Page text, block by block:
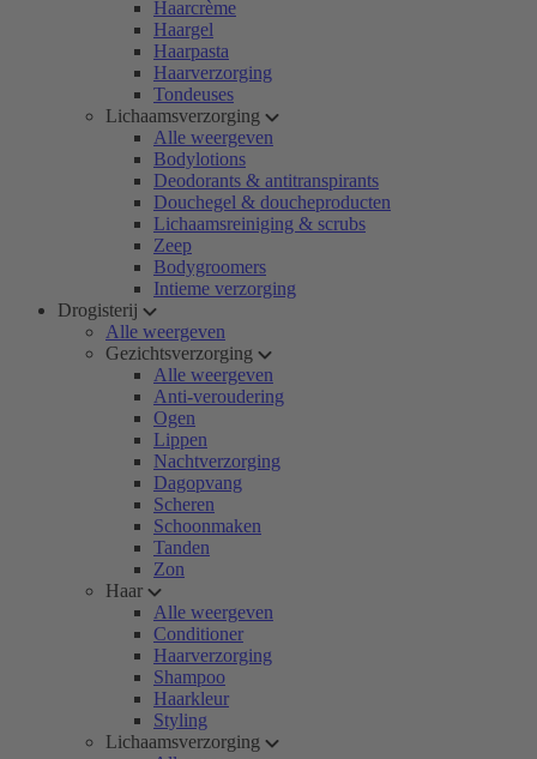
Haarcrème
Haargel
Haarpasta
Haarverzorging
Tondeuses
Lichaamsverzorging
Alle weergeven
Bodylotions
Deodorants & antitranspirants
Douchegel & doucheproducten
Lichaamsreiniging & scrubs
Zeep
Bodygroomers
Intieme verzorging
Drogisterij
Alle weergeven
Gezichtsverzorging
Alle weergeven
Anti-veroudering
Ogen
Lippen
Nachtverzorging
Dagopvang
Scheren
Schoonmaken
Tanden
Zon
Haar
Alle weergeven
Conditioner
Haarverzorging
Shampoo
Haarkleur
Styling
Lichaamsverzorging